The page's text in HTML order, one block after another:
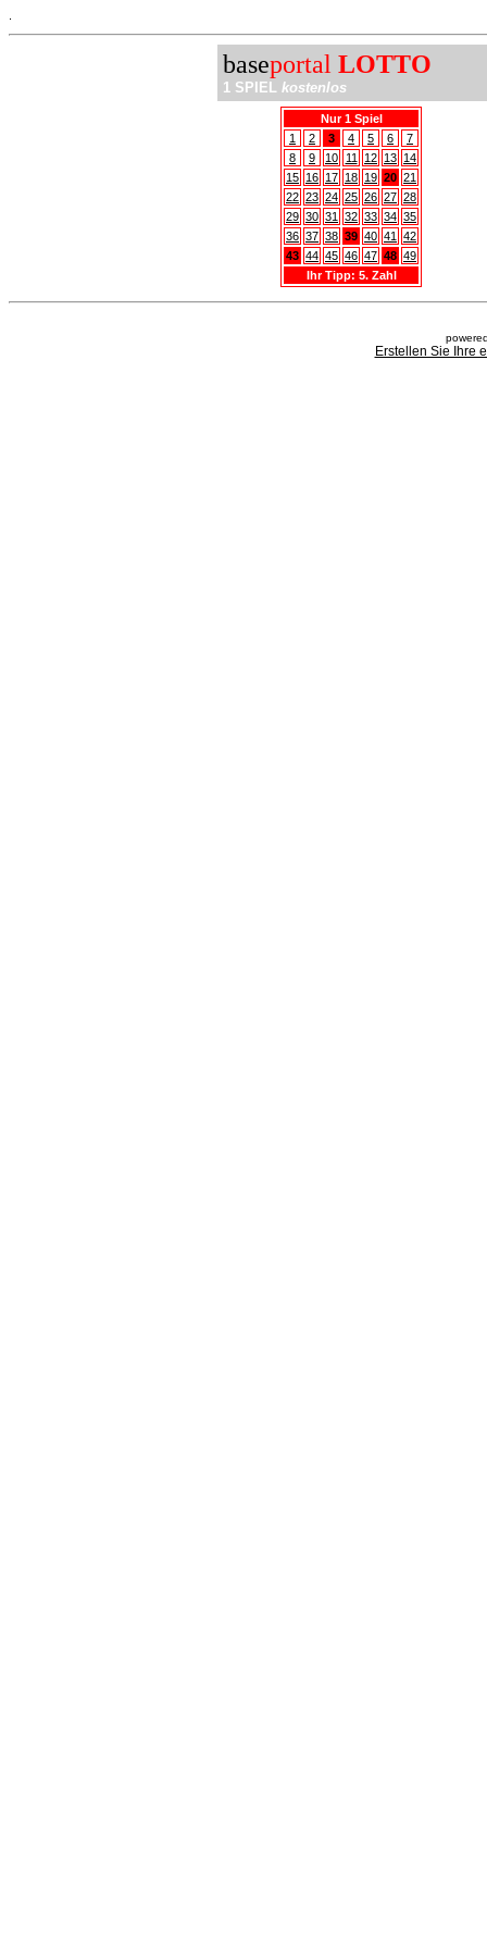
baseportal LOTTO
1 SPIEL kostenlos
Nur 1 Spiel
1
2 3 4 5 6
7
8
9 10 11 12 13 14
15 16 17 18 19 20 21
22 23 24 25 26 27 28
29 30 31 32 33 34 35
36 37 38 39 40 41
42
43 44 45 46 47 48 49
Ihr Tipp: 5. Zahl
Erstellen Sie Ihre